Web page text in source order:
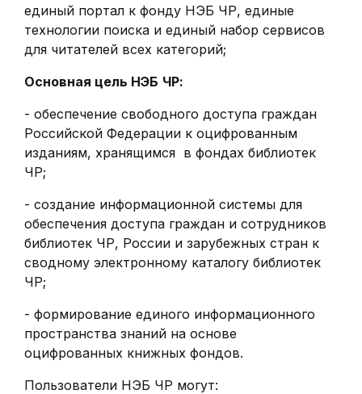
единый портал к фонду НЭБ ЧР, единые
технологии поиска и единый набор сервисов
для читателей всех категорий;
Основная цель НЭБ ЧР:
- обеспечение свободного доступа граждан
Российской Федерации к оцифрованным
изданиям, хранящимся в фондах библиотек
ЧР;
- создание информационной системы для
обеспечения доступа граждан и сотрудников
библиотек ЧР, России и зарубежных стран к
сводному электронному каталогу библиотек
ЧР;
- формирование единого информационного
пространства знаний на основе
оцифрованных книжных фондов.
Пользователи НЭБ ЧР могут: